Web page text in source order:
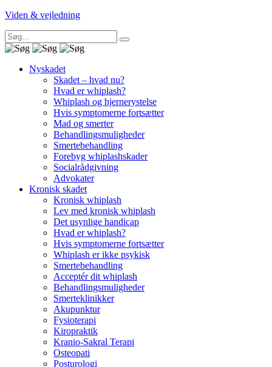
Viden & vejledning
Nyskadet
Skadet – hvad nu?
Hvad er whiplash?
Whiplash og hjernerystelse
Hvis symptomerne fortsætter
Mad og smerter
Behandlingsmuligheder
Smertebehandling
Forebyg whiplashskader
Socialrådgivning
Advokater
Kronisk skadet
Kronisk whiplash
Lev med kronisk whiplash
Det usynlige handicap
Hvad er whiplash?
Hvis symptomerne fortsætter
Whiplash er ikke psykisk
Smertebehandling
Acceptér dit whiplash
Behandlingsmuligheder
Smerteklinikker
Akupunktur
Fysioterapi
Kiropraktik
Kranio-Sakral Terapi
Osteopati
Posturologi